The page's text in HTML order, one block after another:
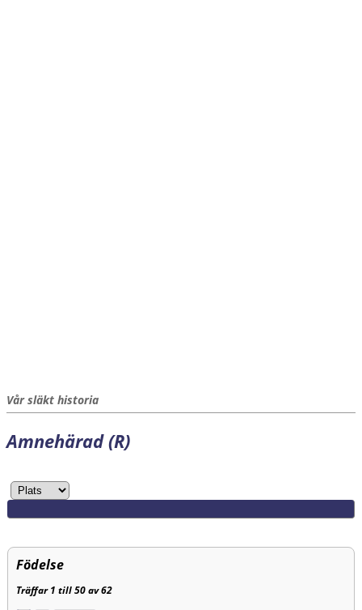
Vår släkt historia
Amnehärad (R)
Födelse
Träffar 1 till 50 av 62